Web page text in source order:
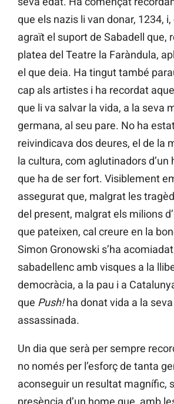
que els nazis li van donar, 1234,
agraït el suport de Sabadell que,
platea del Teatre la Faràndula,
el que deia. Ha tingut també
cap als artistes i ha recordat
que li va salvar la vida, a la seva
germana, al seu pare. No ha
reivindicava dos deures, el de la
la cultura, com aglutinadors d’un
que ha de ser fort. Visiblement
assegurat que, malgrat les
del present, malgrat els milions
que pateixen, cal creure en la
Simon Gronowski s’ha
sabadellenc amb visques a la
democràcia, a la pau i a
que Push!ha donat vida a la
assassinada.
Un dia que serà per sempre
no només per l’esforç de tanta
aconseguir un resultat magnífic,
presència d’un home que, amb